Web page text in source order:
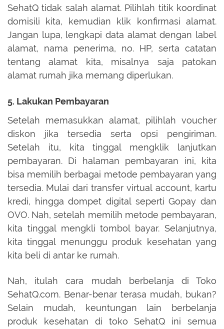
SehatQ tidak salah alamat. Pilihlah titik koordinat
domisili kita, kemudian klik konfirmasi alamat.
Jangan lupa, lengkapi data alamat dengan label
alamat, nama penerima, no. HP, serta catatan
tentang alamat kita, misalnya saja patokan
alamat rumah jika memang diperlukan.
5. Lakukan Pembayaran
Setelah memasukkan alamat, pilihlah voucher
diskon jika tersedia serta opsi pengiriman.
Setelah itu, kita tinggal mengklik lanjutkan
pembayaran. Di halaman pembayaran ini, kita
bisa memilih berbagai metode pembayaran yang
tersedia. Mulai dari transfer virtual account, kartu
kredi, hingga dompet digital seperti Gopay dan
OVO. Nah, setelah memilih metode pembayaran,
kita tinggal mengkli tombol bayar. Selanjutnya,
kita tinggal menunggu produk kesehatan yang
kita beli di antar ke rumah.
Nah, itulah cara mudah berbelanja di Toko
SehatQ.com. Benar-benar terasa mudah, bukan?
Selain mudah, keuntungan lain berbelanja
produk kesehatan di toko SehatQ ini semua